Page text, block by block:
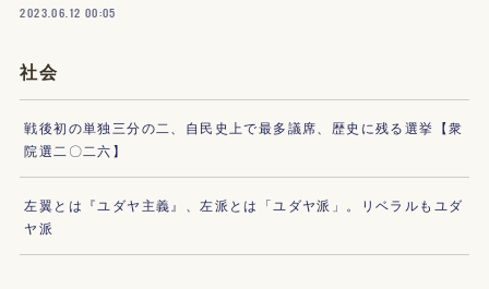
2023.06.12 00:05
社会
戦後初の単独三分の二、自民史上で最多議席、歴史に残る選挙【衆
院選二〇二六】
左翼とは『ユダヤ主義』、左派とは「ユダヤ派」。リベラルもユダ
ヤ派